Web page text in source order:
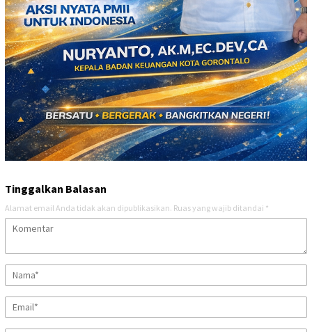
Tinggalkan Balasan
Alamat email Anda tidak akan dipublikasikan. Ruas yang wajib ditandai *